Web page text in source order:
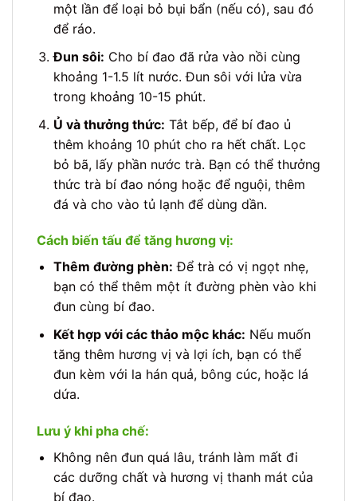
một lần để loại bỏ bụi bẩn (nếu có), sau đó
để ráo.
Đun sôi: Cho bí đao đã rửa vào nồi cùng
khoảng 1-1.5 lít nước. Đun sôi với lửa vừa
trong khoảng 10-15 phút.
Ủ và thưởng thức: Tắt bếp, để bí đao ủ
thêm khoảng 10 phút cho ra hết chất. Lọc
bỏ bã, lấy phần nước trà. Bạn có thể thưởng
thức trà bí đao nóng hoặc để nguội, thêm
đá và cho vào tủ lạnh để dùng dần.
Cách biến tấu để tăng hương vị:
Thêm đường phèn: Để trà có vị ngọt nhẹ,
bạn có thể thêm một ít đường phèn vào khi
đun cùng bí đao.
Kết hợp với các thảo mộc khác: Nếu muốn
tăng thêm hương vị và lợi ích, bạn có thể
đun kèm với la hán quả, bông cúc, hoặc lá
dứa.
Lưu ý khi pha chế:
Không nên đun quá lâu, tránh làm mất đi
các dưỡng chất và hương vị thanh mát của
bí đao.